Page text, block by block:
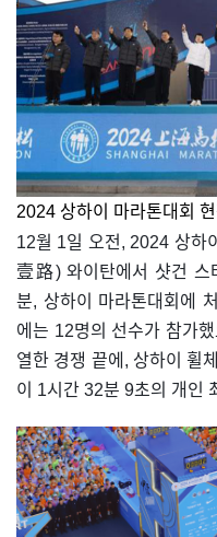
2024 상하이 마라톤대회
12월 1일 오전, 2024 상하
壹路) 와이탄에서 샷건 스
분, 상하이 마라톤대회에
에는 12명의 선수가 참가
열한 경쟁 끝에, 상하이 휠
이 1시간 32분 9초의 개인